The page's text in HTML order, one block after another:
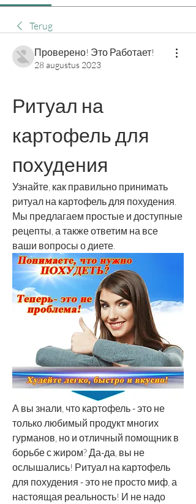
Terug
Проверено! Это Работает!
28 augustus 2023
Ритуал на
картофель для
похудения
Узнайте, как правильно принимать
ритуал на картофель для похудения.
Мы предлагаем простые и доступные
рецепты, а также ответим на все
ваши вопросы о диете.
А вы знали, что картофель - это не
только любимый продукт многих
гурманов, но и отличный помощник в
борьбе с жиром? Да-да, вы не
ослышались! Ритуал на картофель
для похудения - это не просто миф, а
настоящая реальность! И не надо